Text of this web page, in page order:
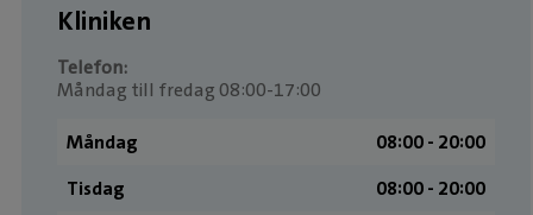
Kliniken
Telefon:
Måndag till fredag 08:00-17:00
Måndag
08:00 ­- 20:00
Tisdag
08:00 ­- 20:00